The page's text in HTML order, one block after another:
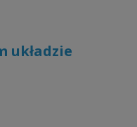
układzie